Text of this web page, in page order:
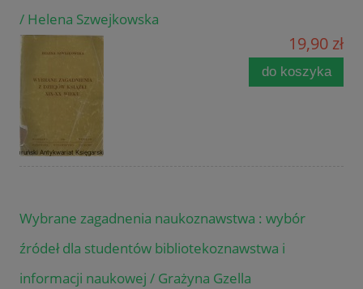
/ Helena Szwejkowska
19,90 zł
do koszyka
Wybrane zagadnenia naukoznawstwa : wybór
źródeł dla studentów bibliotekoznawstwa i
informacji naukowej / Grażyna Gzella